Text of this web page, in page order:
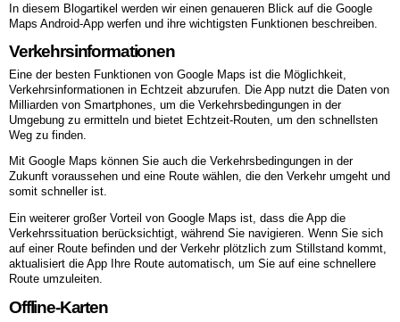
In diesem Blogartikel werden wir einen genaueren Blick auf die Google
Maps Android-App werfen und ihre wichtigsten Funktionen beschreiben.
Verkehrsinformationen
Eine der besten Funktionen von Google Maps ist die Möglichkeit,
Verkehrsinformationen in Echtzeit abzurufen. Die App nutzt die Daten von
Milliarden von Smartphones, um die Verkehrsbedingungen in der
Umgebung zu ermitteln und bietet Echtzeit-Routen, um den schnellsten
Weg zu finden.
Mit Google Maps können Sie auch die Verkehrsbedingungen in der
Zukunft voraussehen und eine Route wählen, die den Verkehr umgeht und
somit schneller ist.
Ein weiterer großer Vorteil von Google Maps ist, dass die App die
Verkehrssituation berücksichtigt, während Sie navigieren. Wenn Sie sich
auf einer Route befinden und der Verkehr plötzlich zum Stillstand kommt,
aktualisiert die App Ihre Route automatisch, um Sie auf eine schnellere
Route umzuleiten.
Offline-Karten